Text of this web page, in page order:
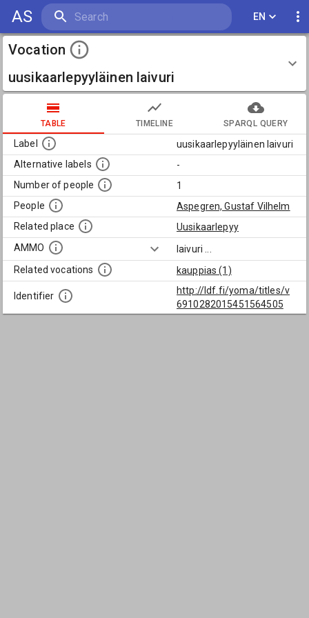
AS EN
Vocation
uusikaarlepyyläinen laivuri
TABLE TIMELINE SPARQL QUERY
Label
uusikaarlepyyläinen laivuri
Alternative labels
-
Number of people
1
People
Aspegren, Gustaf Vilhelm
Related place
Uusikaarlepyy
AMMO
laivuri
Related vocations
kauppias (1)
Identifier
http://ldf.fi/yoma/titles/v
6910282015451564505